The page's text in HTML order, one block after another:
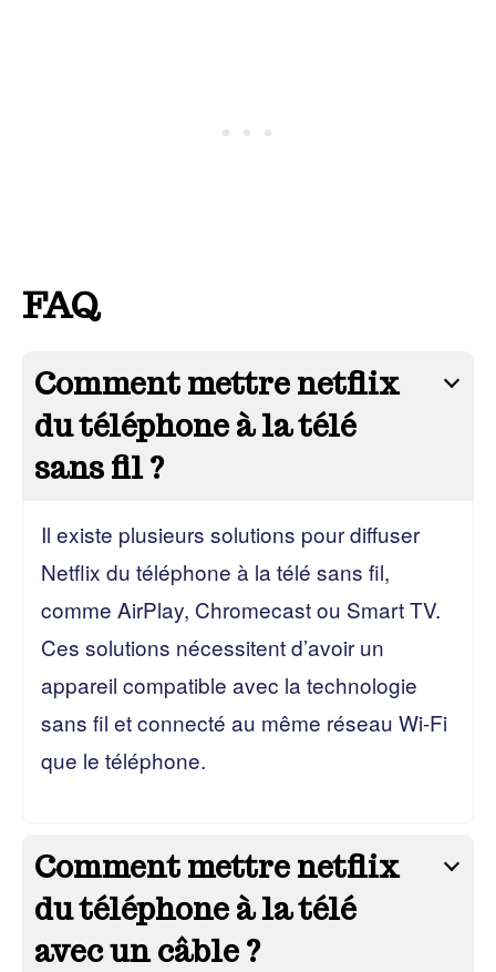
FAQ
Comment mettre netflix
du téléphone à la télé
sans fil ?
Il existe plusieurs solutions pour diffuser
Netflix du téléphone à la télé sans fil,
comme AirPlay, Chromecast ou Smart TV.
Ces solutions nécessitent d’avoir un
appareil compatible avec la technologie
sans fil et connecté au même réseau Wi-Fi
que le téléphone.
Comment mettre netflix
du téléphone à la télé
avec un câble ?